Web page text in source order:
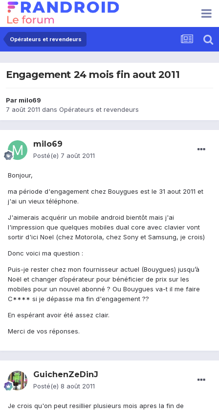
Opérateurs et revendeurs
Engagement 24 mois fin aout 2011
Par milo69
7 août 2011 dans Opérateurs et revendeurs
milo69
Posté(e) 7 août 2011
Bonjour,
ma période d'engagement chez Bouygues est le 31 aout 2011 et
j'ai un vieux téléphone.
J'aimerais acquérir un mobile android bientôt mais j'ai
l'impression que quelques mobiles dual core avec clavier vont
sortir d'ici Noel (chez Motorola, chez Sony et Samsung, je crois)
Donc voici ma question :
Puis-je rester chez mon fournisseur actuel (Bouygues) jusqu’à
Noël et changer d’opérateur pour bénéficier de prix sur les
mobiles pour un nouvel abonné ? Ou Bouygues va-t il me faire
C**** si je dépasse ma fin d'engagement ??
En espérant avoir été assez clair.
Merci de vos réponses.
GuichenZeDinJ
Posté(e) 8 août 2011
Je crois qu'on peut resillier plusieurs mois apres la fin de